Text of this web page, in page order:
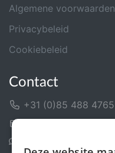
Algemene voorwaarden
Privacybeleid
Cookiebeleid
Contact
+31 (0)85 488 4765